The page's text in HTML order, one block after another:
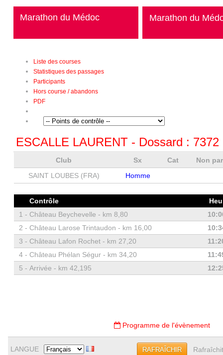
Marathon du Médoc Marathon du
Liste des courses
Statistiques des passages
Participants
Hors course / abandons
PDF
ESCALLE LAURENT- Dossard : 7372
Club Sx Cat
Non
SAINT LOUBES (FRA)
Homme
Contrôle
1 - Château Beychevelle - km 8,80
2 - Château Larose Trintaudon - km 16,00
3 - Château Lafon Rochet - km 27,20
4 - Château Phélan Ségur - km 34,20
5 - Arrivée - km 42,195
Programme de l'évènement
LANGUE RAFRAÎCHIR